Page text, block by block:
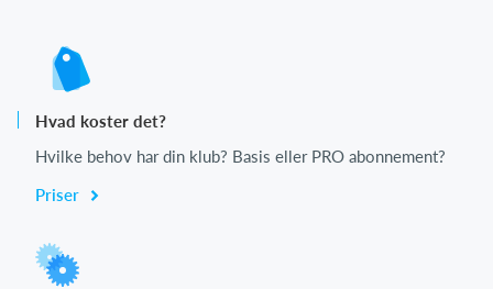
Hvad koster det?
Hvilke behov har din klub? Basis eller PRO abonnement?
Priser